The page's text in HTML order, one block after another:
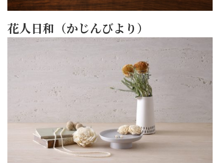
花人日和（かじんびより）